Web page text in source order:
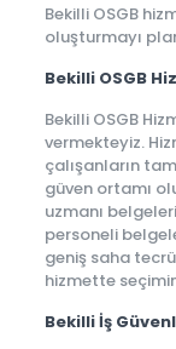
Bekilli OSGB
oluşturmayı
Bekilli OSGB
Bekilli OSGB
vermekteyiz.
çalışanların
güven ortamı
uzmanı
personeli
geniş saha
hizmette
Bekilli İş